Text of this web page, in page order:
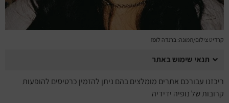
סרטים
חופשה והופעה
קרדיט צילום/תמונה: ברנדה לופז
תנאי שימוש באתר
ריכזנו עבורכם אתרים מומלצים בהם ניתן להזמין כרטיסים להופעות
קרובות של נופיה ידידיה